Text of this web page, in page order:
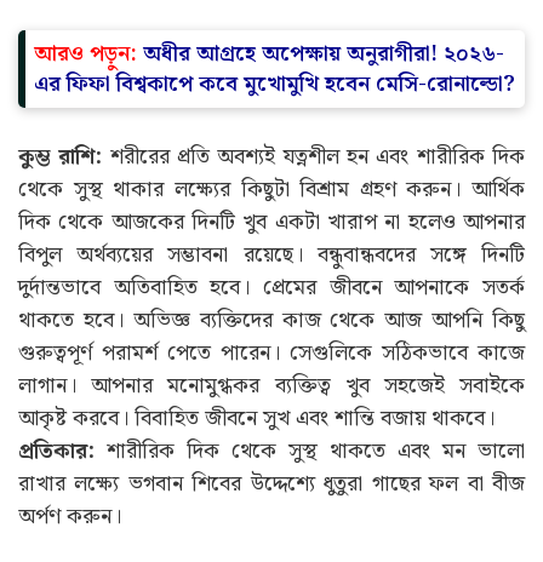
আরও পড়ুন: অধীর আগ্রহে অপেক্ষায় অনুরাগীরা! ২০২৬-
এর ফিফা বিশ্বকাপে কবে মুখোমুখি হবেন মেসি-রোনাল্ডো?
কুম্ভ রাশি: শরীরের প্রতি অবশ্যই যত্নশীল হন এবং শারীরিক দিক
থেকে সুস্থ থাকার লক্ষ্যের কিছুটা বিশ্রাম গ্রহণ করুন। আর্থিক
দিক থেকে আজকের দিনটি খুব একটা খারাপ না হলেও আপনার
বিপুল অর্থব্যয়ের সম্ভাবনা রয়েছে। বন্ধুবান্ধবদের সঙ্গে দিনটি
দুর্দান্তভাবে অতিবাহিত হবে। প্রেমের জীবনে আপনাকে সতর্ক
থাকতে হবে। অভিজ্ঞ ব্যক্তিদের কাজ থেকে আজ আপনি কিছু
গুরুত্বপূর্ণ পরামর্শ পেতে পারেন। সেগুলিকে সঠিকভাবে কাজে
লাগান। আপনার মনোমুগ্ধকর ব্যক্তিত্ব খুব সহজেই সবাইকে
আকৃষ্ট করবে। বিবাহিত জীবনে সুখ এবং শান্তি বজায় থাকবে।
প্রতিকার: শারীরিক দিক থেকে সুস্থ থাকতে এবং মন ভালো
রাখার লক্ষ্যে ভগবান শিবের উদ্দেশ্যে ধুতুরা গাছের ফল বা বীজ
অর্পণ করুন।